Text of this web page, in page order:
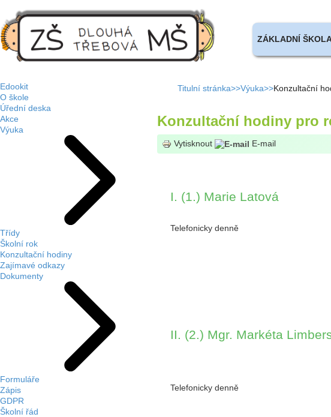
ZÁKLADNÍ
Edookit
O škole
Úřední deska
Akce
Výuka
Třídy
Školní rok
Konzultační hodiny
Zajímavé odkazy
Dokumenty
Formuláře
Zápis
GDPR
Školní řád
Titulní stránka Výuka Konzultační
Konzultační hodiny pro
Vytisknout E-mail
I. (1.) Marie Latová
Telefonicky denně
II. (2.) Mgr. Markéta
Telefonicky denně